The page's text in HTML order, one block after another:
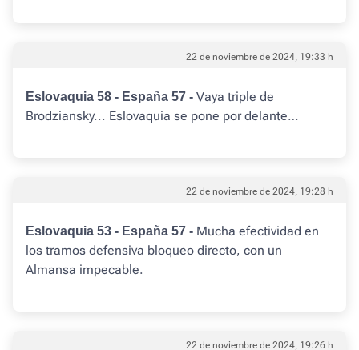
22 de noviembre de 2024, 19:33 h
Eslovaquia 58 - España 57 - Vaya triple de
Brodziansky... Eslovaquia se pone por delante…
22 de noviembre de 2024, 19:28 h
Eslovaquia 53 - España 57 - Mucha efectividad en
los tramos defensiva bloqueo directo, con un
Almansa impecable.
22 de noviembre de 2024, 19:26 h